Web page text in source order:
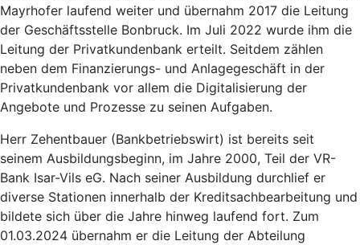
Mayrhofer laufend weiter und übernahm 2017 die Leitung
der Geschäftsstelle Bonbruck. Im Juli 2022 wurde ihm die
Leitung der Privatkundenbank erteilt. Seitdem zählen
neben dem Finanzierungs- und Anlagegeschäft in der
Privatkundenbank vor allem die Digitalisierung der
Angebote und Prozesse zu seinen Aufgaben.
Herr Zehentbauer (Bankbetriebswirt) ist bereits seit
seinem Ausbildungsbeginn, im Jahre 2000, Teil der VR-
Bank Isar-Vils eG. Nach seiner Ausbildung durchlief er
diverse Stationen innerhalb der Kreditsachbearbeitung und
bildete sich über die Jahre hinweg laufend fort. Zum
01.03.2024 übernahm er die Leitung der Abteilung